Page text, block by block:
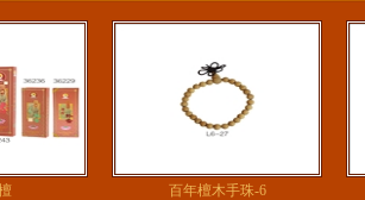
百年檀木手珠-6